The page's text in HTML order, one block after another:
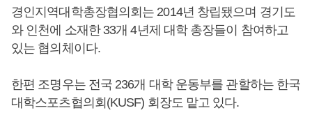
경인지역대학총장협의회는 2014년 창립됐으며 경기도
와 인천에 소재한 33개 4년제 대학 총장들이 참여하고
있는 협의체이다.
한편 조명우는 전국 236개 대학 운동부를 관할하는 한국
대학스포츠협의회(KUSF) 회장도 맡고 있다.